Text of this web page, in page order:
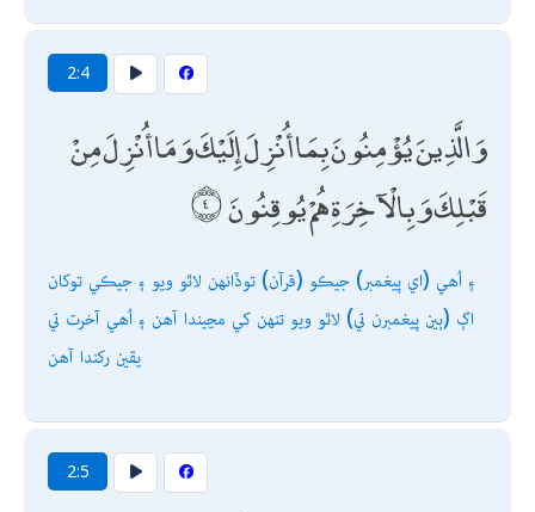
2:4
وَالَّذِينَ يُؤْمِنُونَ بِمَا أُنْزِلَ إِلَيْكَ وَمَا أُنْزِلَ مِنْ
قَبْلِكَ وَبِالْآخِرَةِ هُمْ يُوقِنُونَ
۽ اُھي (اي پيغمبر) جيڪو (قرآن) توڏانھن لاٿو ويو ۽ جيڪي توکان
اڳ (ٻين پيغمبرن تي) لاٿو ويو تنھن کي مڃيندا آھن ۽ اُھي آخرت تي
يقين رکندا آھن
2:5